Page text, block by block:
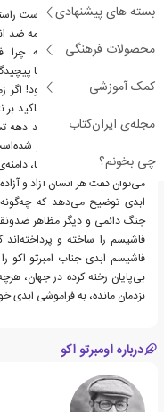
بسته های پیشنهادی
محصولات فرهنگی
کمک آموزشی
مجله‌ی ایران‌کتاب
چی بخونم؟
ظهور و گسترش احزاب دست راستی
مهاجر و در معنای تمام کلمه
سوم، نشان می‌دهد که چرا
باقی مانده و ابدی می‌شود!
بازوبند صلیب شکسته و تاکید بر
ارگان نولیبرالیسم طی چند دهه
بسیار پیچیده‌تر دیریاب‌تر
«امبرتو اکو» با نوشتن آنها،
می‌توان گفت هر انسان آزاد و
ابدی توضیح می‌دهد که چه‌گونه
جنگ دائمی و دیگر مظاهر
فاشیسم را ساخته و
فاشیسم ابدی جناب امبرتو اکو
بی‌پایان رخنه کرده در جهان،
نزدمان مانده، به فراموشی ابدی
درباره اومبرتو اکو